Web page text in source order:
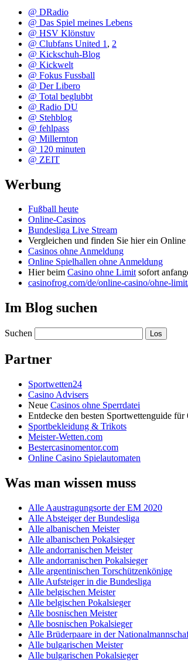
@ DRadio
@ Das Spiel meines Lebens
@ HSV Klönstuv
@ Clubfans United 1 , 2
@ Kickschuh-Blog
@ Kickwelt
@ Fokus Fussball
@ Der Libero
@ Total beglubbt
@ Radio DU
@ Stehblog
@ fehlpass
@ Millernton
@ 120 minuten
@ ZEIT
Werbung
Fußball heute
Online-Casinos
Bundesliga Live Stream
Vergleichen und finden Sie hier ein Online
Casinos ohne Anmeldung
Online Spielhallen ohne Anmeldung
Hier beim Casino ohne Limitsofort
casinofrog.com/de/online-casino/ohne-
Im Blog suchen
Suchen
Partner
Sportwetten24
Casino Advisers
Neue Casinos ohne Sperrdatei
Entdecke den besten Sportwettenguide für
Sportbekleidung & Trikots
Meister-Wetten.com
Bestercasinomentor.com
Online Casino Spielautomaten
Was man wissen muss
Alle Aaustragungsorte der EM 2020
Alle Absteiger der Bundesliga
Alle albanischen Meister
Alle albanischen Pokalsieger
Alle andorranischen Meister
Alle andorranischen Pokalsieger
Alle argentinischen Torschützenkönige
Alle Aufsteiger in die Bundesliga
Alle belgischen Meister
Alle belgischen Pokalsieger
Alle bosnischen Meister
Alle bosnischen Pokalsieger
Alle Brüderpaare in der
Alle bulgarischen Meister
Alle bulgarischen Pokalsieger